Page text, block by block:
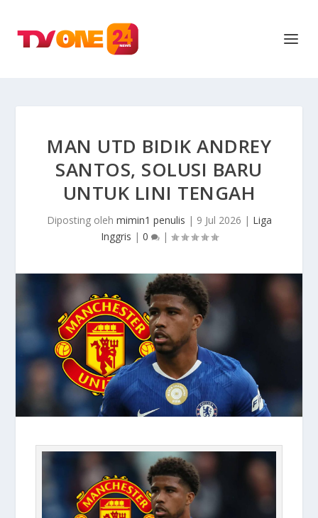
MAN UTD BIDIK ANDREY
SANTOS, SOLUSI BARU
UNTUK LINI TENGAH
Diposting oleh mimin1 penulis | 9 Jul 2026 | Liga
Inggris | 0 |